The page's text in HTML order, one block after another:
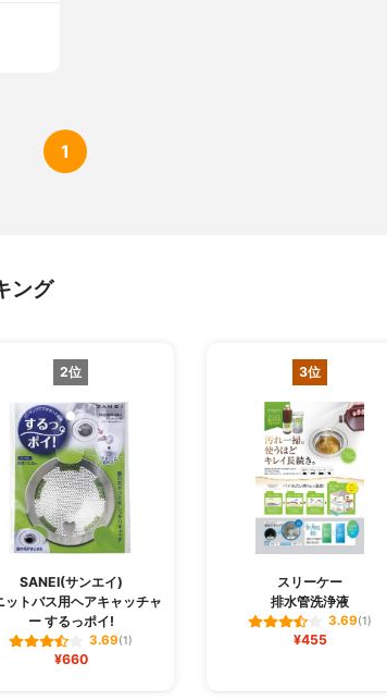
1
ング
2位
SANEI(サンエイ)
ットバス用ヘアキャッチャ
ー するっポイ!
3.69(1)
¥660
3位
スリーケー
排水管洗浄液
3.69(1)
¥455